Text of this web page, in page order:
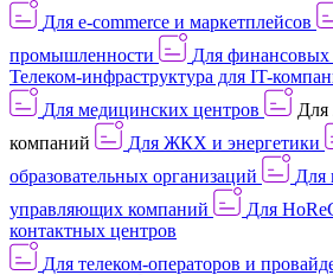
Для e-commerce и маркетплейсов
промышленности
Для
Телеком-инфраструктура для IT-
Для медицинских центров
Для
компаний
Для ЖКХ и энергетики
образовательных организаций
Для
управляющих компаний
Для
контактных центров
Для телеком-операторов и